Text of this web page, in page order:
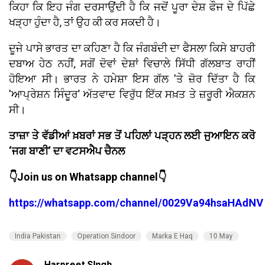
ਕਿਹਾ ਕਿ ਇਹ ਜੰਗ ਦਰਸਾਉਂਦੀ ਹੈ ਕਿ ਜਦੋਂ ਪੂਰਾ ਦੇਸ਼ ਫੌਜ ਦੇ ਪਿੱਛੇ
ਖੜ੍ਹਾ ਹੁੰਦਾ ਹੈ, ਤਾਂ ਉਹ ਕੀ ਕਰ ਸਕਦੀ ਹੈ।
ਦੂਜੇ ਪਾਸੇ ਭਾਰਤ ਦਾ ਕਹਿਣਾ ਹੈ ਕਿ ਜੰਗਬੰਦੀ ਦਾ ਫੈਸਲਾ ਕਿਸੇ ਬਾਹਰੀ
ਦਬਾਅ ਹੇਠ ਨਹੀਂ, ਸਗੋਂ ਦੋਵਾਂ ਦੇਸ਼ਾਂ ਵਿਚਾਲੇ ਸਿੱਧੀ ਗੱਲਬਾਤ ਰਾਹੀਂ
ਹੋਇਆ ਸੀ। ਭਾਰਤ ਨੇ ਹਮੇਸ਼ਾ ਇਸ ਗੱਲ 'ਤੇ ਜ਼ੋਰ ਦਿੱਤਾ ਹੈ ਕਿ
'ਆਪ੍ਰੇਸ਼ਨ ਸਿੰਦੂਰ' ਅੱਤਵਾਦ ਵਿਰੁੱਧ ਇੱਕ ਸਖ਼ਤ ਤੇ ਜ਼ਰੂਰੀ ਐਕਸ਼ਨ
ਸੀ।
ਤਾਜ਼ਾ ਤੇ ਵੱਡੀਆਂ ਖ਼ਬਰਾਂ ਸਭ ਤੋਂ ਪਹਿਲਾਂ ਪੜ੍ਹਨ ਲਈ ਜੁਆਇਨ ਕਰੋ
‘ਜਗ ਬਾਣੀ’ ਦਾ ਵਟਸਐਪ ਚੈਨਲ
👇Join us on Whatsapp channel👇
https://whatsapp.com/channel/
India Pakistan Operation Sindoor Marka E Haq 10 May